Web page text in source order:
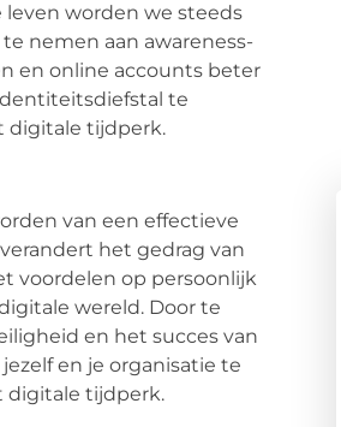
worden we steeds
nemen aan awareness-
en online accounts beter
te
digitale tijdperk.
van een effectieve
het gedrag van
voordelen op persoonlijk
wereld. Door te
en het succes van
en je organisatie te
digitale tijdperk.